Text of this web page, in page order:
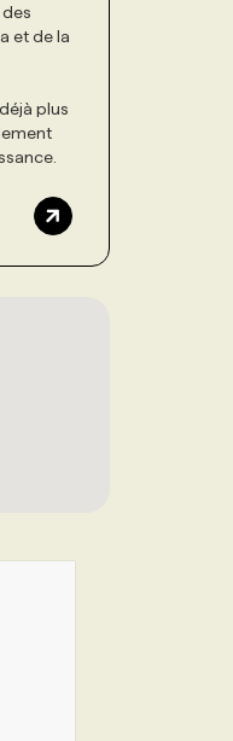
et de la
plus